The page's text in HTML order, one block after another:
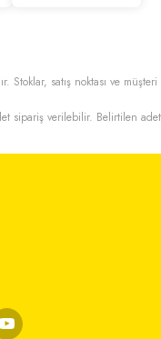
Stoklar, satış noktası ve
sipariş verilebilir. Belirtilen